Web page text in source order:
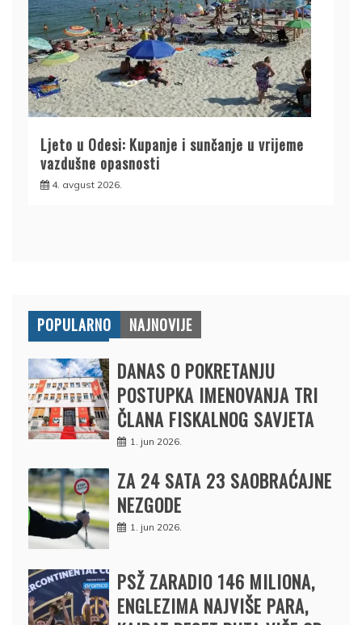
Ljeto u Odesi: Kupanje i sunčanje u vrijeme
vazdušne opasnosti
4. avgust 2026.
POPULARNO NAJNOVIJE
DANAS O POKRETANJU
POSTUPKA IMENOVANJA TRI
ČLANA FISKALNOG SAVJETA
1. jun 2026.
ZA 24 SATA 23 SAOBRAĆAJNE
NEZGODE
1. jun 2026.
PSŽ ZARADIO 146 MILIONA,
ENGLEZIMA NAJVIŠE PARA,